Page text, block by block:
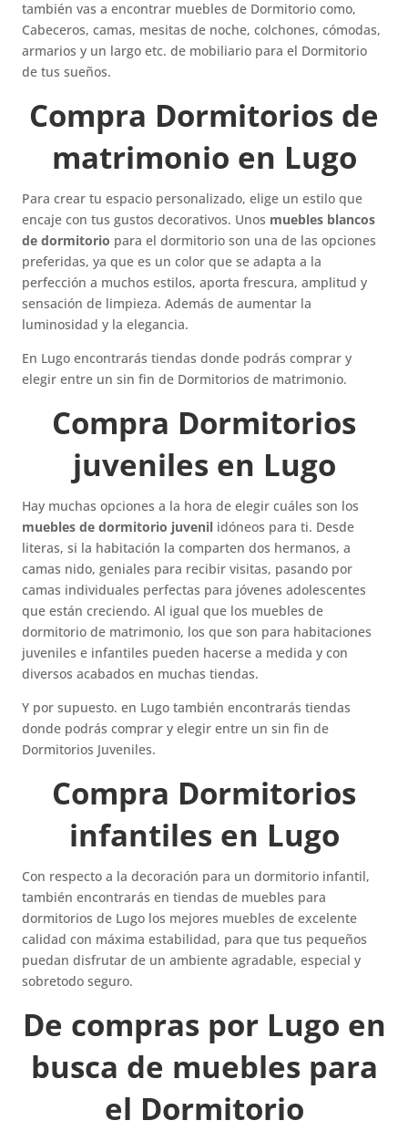
también vas a encontrar muebles de Dormitorio como,
Cabeceros, camas, mesitas de noche, colchones, cómodas,
armarios y un largo etc. de mobiliario para el Dormitorio
de tus sueños.
Compra Dormitorios de
matrimonio en Lugo
Para crear tu espacio personalizado, elige un estilo que
encaje con tus gustos decorativos. Unos muebles blancos
de dormitorio para el dormitorio son una de las opciones
preferidas, ya que es un color que se adapta a la
perfección a muchos estilos, aporta frescura, amplitud y
sensación de limpieza. Además de aumentar la
luminosidad y la elegancia.
En Lugo encontrarás tiendas donde podrás comprar y
elegir entre un sin fin de Dormitorios de matrimonio.
Compra Dormitorios
juveniles en Lugo
Hay muchas opciones a la hora de elegir cuáles son los
muebles de dormitorio juvenil idóneos para ti. Desde
literas, si la habitación la comparten dos hermanos, a
camas nido, geniales para recibir visitas, pasando por
camas individuales perfectas para jóvenes adolescentes
que están creciendo. Al igual que los muebles de
dormitorio de matrimonio, los que son para habitaciones
juveniles e infantiles pueden hacerse a medida y con
diversos acabados en muchas tiendas.
Y por supuesto. en Lugo también encontrarás tiendas
donde podrás comprar y elegir entre un sin fin de
Dormitorios Juveniles.
Compra Dormitorios
infantiles en Lugo
Con respecto a la decoración para un dormitorio infantil,
también encontrarás en tiendas de muebles para
dormitorios de Lugo los mejores muebles de excelente
calidad con máxima estabilidad, para que tus pequeños
puedan disfrutar de un ambiente agradable, especial y
sobretodo seguro.
De compras por Lugo en
busca de muebles para
el Dormitorio